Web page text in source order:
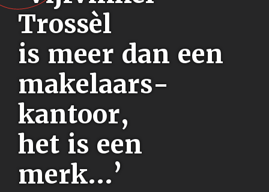
Trossèl
is meer dan een
makelaars-
kantoor,
het is een
merk...’